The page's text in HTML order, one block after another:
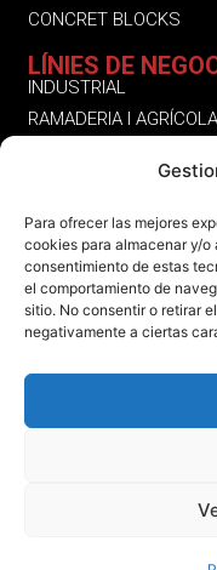
Para ofrecer las mejores
cookies para almacenar y/o
consentimiento de estas
el comportamiento de
sitio. No consentir o retirar
negativamente a ciertas
CONCRET BLOCKS
LÍNIES DE
INDUSTRIAL
RAMADERIA I AGRÍCOLA
ALTRES SERVEIS |
SEGUEIX-NOS
INSTAGRAM
LINKEDIN
FACEBOOK